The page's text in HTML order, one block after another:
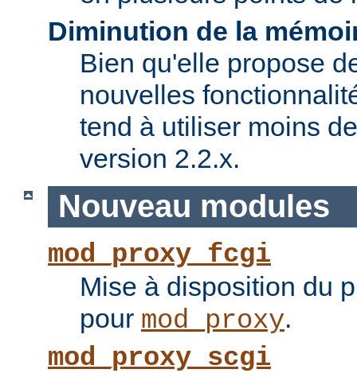
Diminution de la
Bien qu'elle propose
nouvelles
tend à utiliser moins
version 2.2.x.
Nouveau modules
mod_proxy_fcgi
Mise à disposition du
pour mod_proxy.
mod_proxy_scgi